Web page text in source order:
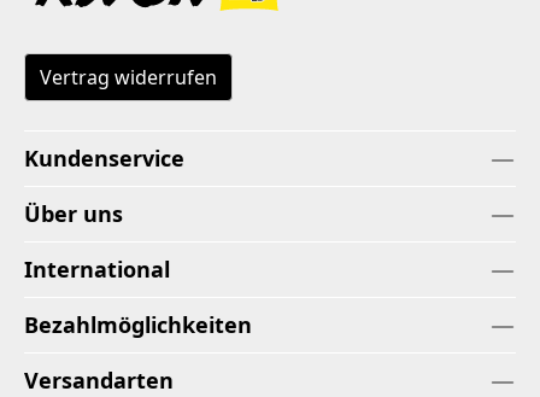
Vertrag widerrufen
Kundenservice
Über uns
International
Bezahlmöglichkeiten
Versandarten